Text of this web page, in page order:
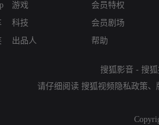
游戏
科技
出品人
会员特权
会员剧场
帮助
搜狐影音 - 搜
请仔细阅读 搜狐视频隐私政策、